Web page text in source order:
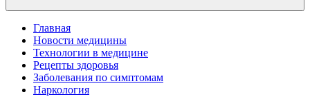
Главная
Новости медицины
Технологии в медицине
Рецепты здоровья
Заболевания по симптомам
Наркология